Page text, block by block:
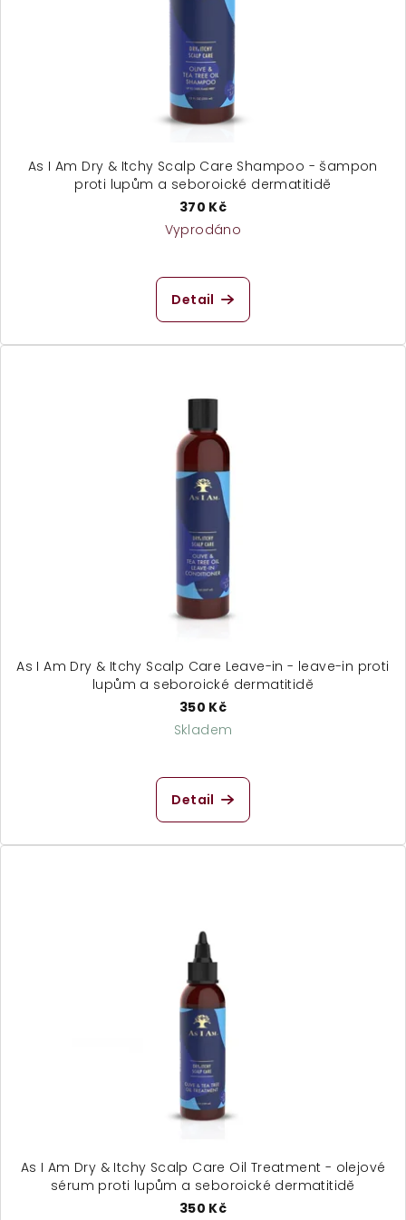
As I Am Dry & Itchy Scalp Care Shampoo - šampon
proti lupům a seboroické dermatitidě
370 Kč
Vyprodáno
hodnocení
produktu
z
Detail
As I Am Dry & Itchy Scalp Care Leave-in - leave-in proti
lupům a seboroické dermatitidě
350 Kč
Skladem
hodnocení
produktu
z
Detail
As I Am Dry & Itchy Scalp Care Oil Treatment - olejové
sérum proti lupům a seboroické dermatitidě
350 Kč